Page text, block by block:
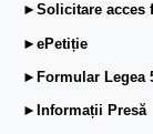
►Solicitare acces
►ePetiție
►Formular Legea
►Informații Presă